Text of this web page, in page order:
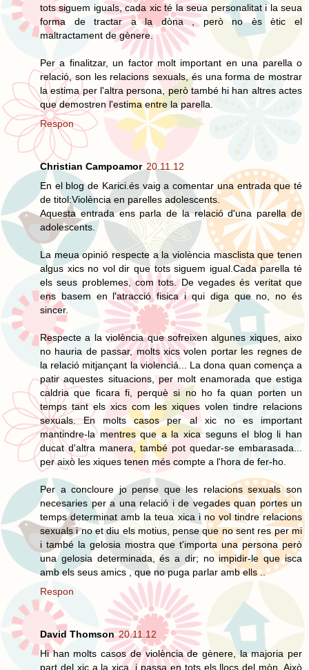
tots siguem iguals, cada xic té la seua personalitat i la seua
forma de tractar a la dòna , però no ès ètic el
maltractament de gènere.
Per a finalitzar, un factor molt important en una parella o
relació, son les relacions sexuals, és una forma de mostrar
la estima per l'altra persona, però també hi han altres actes
que demostren l'estima entre la parella.
Respon
Christian Campoamor 20.11.12
En el blog de Karici.és vaig a comentar una entrada que té
de titol:Violència en parelles adolescents.
Aquesta entrada ens parla de la relació d'una parella de
adolescents.
La meua opinió respecte a la violència masclista que tenen
algus xics no vol dir que tots siguem igual.Cada parella té
els seus problemes, com tots. De vegades és veritat que
ens basem en l'atracció fisica i qui diga que no, no és
sincer.
Respecte a la violència que sofreixen algunes xiques, aixo
no hauria de passar, molts xics volen portar les regnes de
la relació mitjançant la violenciá... La dona quan comença a
patir aquestes situacions, per molt enamorada que estiga
caldria que ficara fi, perquè si no ho fa quan porten un
temps tant els xics com les xiques volen tindre relacions
sexuals. En molts casos per al xic no es important
mantindre-la mentres que a la xica seguns el blog li han
ducat d'altra manera, també pot quedar-se embarasada...
per això les xiques tenen més compte a l'hora de fer-ho.
Per a concloure jo pense que les relacions sexuals son
necesaries per a una relació i de vegades quan portes un
temps determinat amb la teua xica i no vol tindre relacions
sexuals i no et diu els motius, pense que no sent res per mi
i també la gelosia mostra que t'importa una persona però
una gelosia determinada, és a dir; no impidir-le que isca
amb els seus amics , que no puga parlar amb ells ..
Respon
David Thomson 20.11.12
Hi han molts casos de violència de gènere, la majoria per
part del xic a la xica, i passa en tots els llocs del mòn. Això